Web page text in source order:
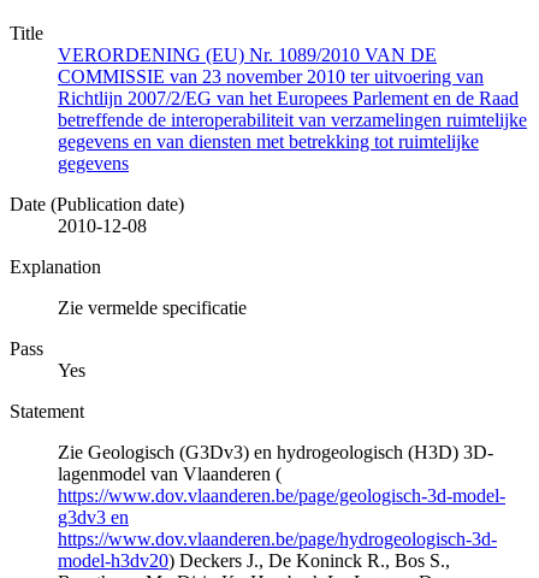
Title
VERORDENING (EU) Nr. 1089/2010 VAN DE
COMMISSIE van 23 november 2010 ter uitvoering van
Richtlijn 2007/2/EG van het Europees Parlement en de Raad
betreffende de interoperabiliteit van verzamelingen ruimtelijke
gegevens en van diensten met betrekking tot ruimtelijke
gegevens
Date (Publication date)
2010-12-08
Explanation
Zie vermelde specificatie
Pass
Yes
Statement
Zie Geologisch (G3Dv3) en hydrogeologisch (H3D) 3D-
lagenmodel van Vlaanderen (
https://www.dov.vlaanderen.be/page/geologisch-3d-model-
g3dv3 en
https://www.dov.vlaanderen.be/page/hydrogeologisch-3d-
model-h3dv20) Deckers J., De Koninck R., Bos S.,